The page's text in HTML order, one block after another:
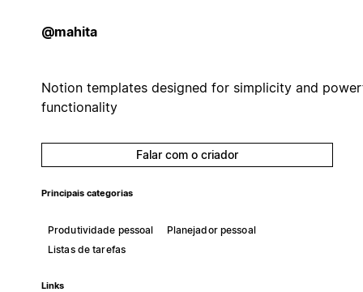
@mahita
Notion templates designed for simplicity and
functionality
Falar com o criador
Principais categorias
Produtividade pessoal
Planejador pessoal
Listas de tarefas
Links